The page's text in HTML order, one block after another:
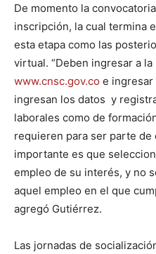
De momento la
inscripción, la cual termina
esta etapa como las
virtual. “Deben ingresar a
www.cnsc.gov.co e ingresar
ingresan los datos y
laborales como de
requieren para ser parte de
importante es que
empleo de su interés, y no
aquel empleo en el que
agregó Gutiérrez.
Las jornadas de